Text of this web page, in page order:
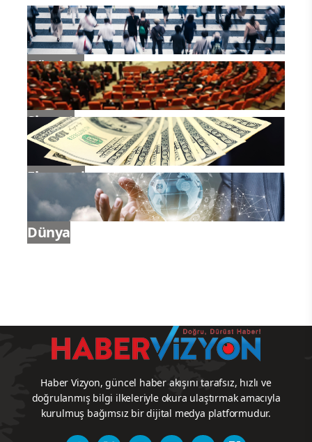
Gündem
Siyaset
Ekonomi
Dünya
Haber Vizyon, güncel haber akışını tarafsız, hızlı ve
doğrulanmış bilgi ilkeleriyle okura ulaştırmak amacıyla
kurulmuş bağımsız bir dijital medya platformudur.